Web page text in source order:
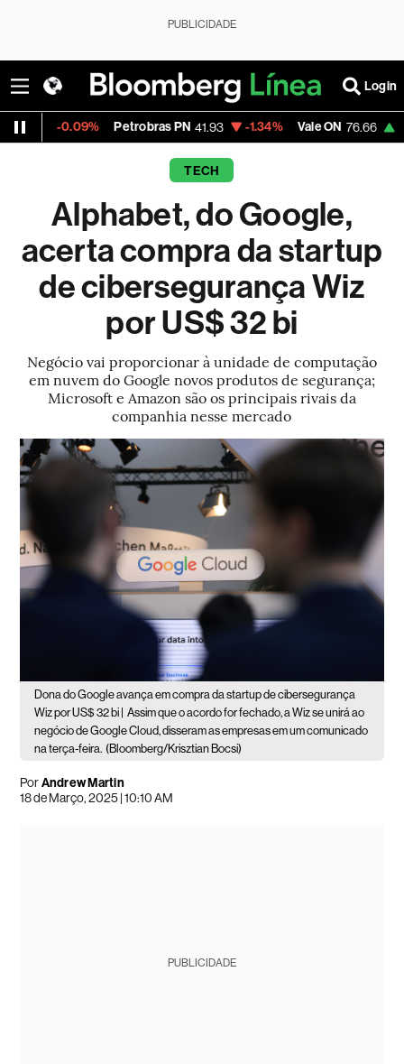
PUBLICIDADE
Login
Petrobras PN 41.93 -1.34% Vale ON 76.66 +0.46%
TECH
Alphabet, do Google,
acerta compra da startup
de cibersegurança Wiz
por US$ 32 bi
Negócio vai proporcionar à unidade de computação
em nuvem do Google novos produtos de segurança;
Microsoft e Amazon são os principais rivais da
companhia nesse mercado
Dona do Google avança em compra da startup de cibersegurança
Wiz por US$ 32 bi |
Assim que o acordo for fechado, a Wiz se unirá ao
negócio de Google Cloud, disseram as empresas em um comunicado
na terça-feira. (Bloomberg/Krisztian Bocsi)
PorAndrew Martin
18 de Março, 2025 | 10:10 AM
PUBLICIDADE